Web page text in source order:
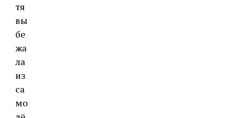
тя
вы
бе
жа
ла
из
са
мо